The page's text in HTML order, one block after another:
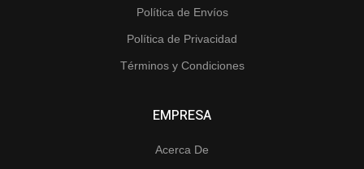
Política de Envíos
Política de Privacidad
Términos y Condiciones
EMPRESA
Acerca De